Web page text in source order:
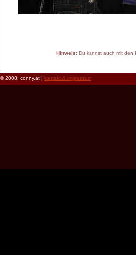
Hinweis:Du kannst auch mit den
© 2008: conny.at | kontakt & impressum